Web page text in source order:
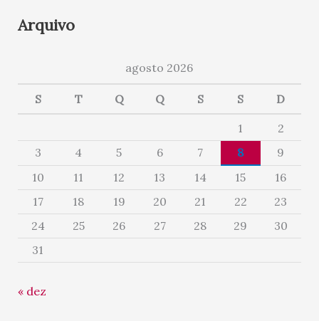
Arquivo
agosto 2026
S T Q Q S S D
1
2
3
4 5 6 7 8
9
10
11 12 13 14 15
16
17
18 19 20 21 22
23
24
25 26 27 28 29
30
31
« dez